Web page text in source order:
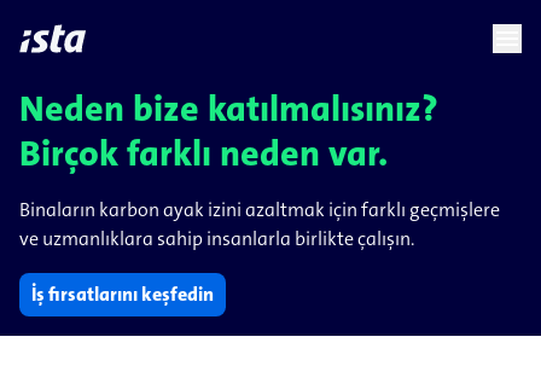
languagechevron_right
Neden bize katılmalısınız?
Birçok farklı neden var.
Binaların karbon ayak izini azaltmak için farklı geçmişlere
ve uzmanlıklara sahip insanlarla birlikte çalışın.
İş fırsatlarını keşfedin